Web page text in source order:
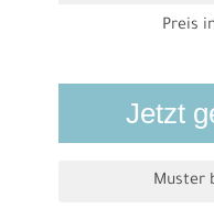
Preis
Jetzt
Muster